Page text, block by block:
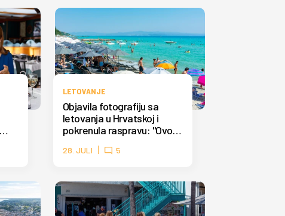
LETOVANJE
Objavila fotografiju sa
letovanja u Hrvatskoj i
pokrenula raspravu: "Ovo
28. JULI 5